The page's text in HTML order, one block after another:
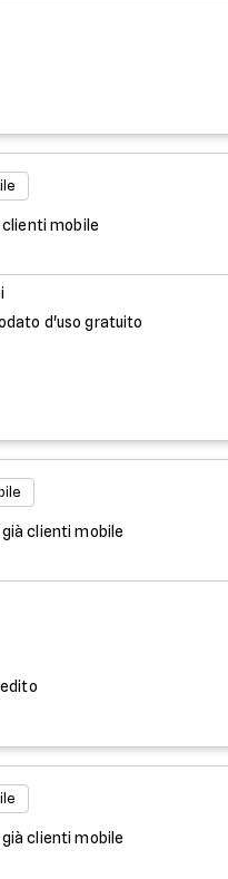
clienti mobile
d'uso gratuito
clienti mobile
clienti mobile